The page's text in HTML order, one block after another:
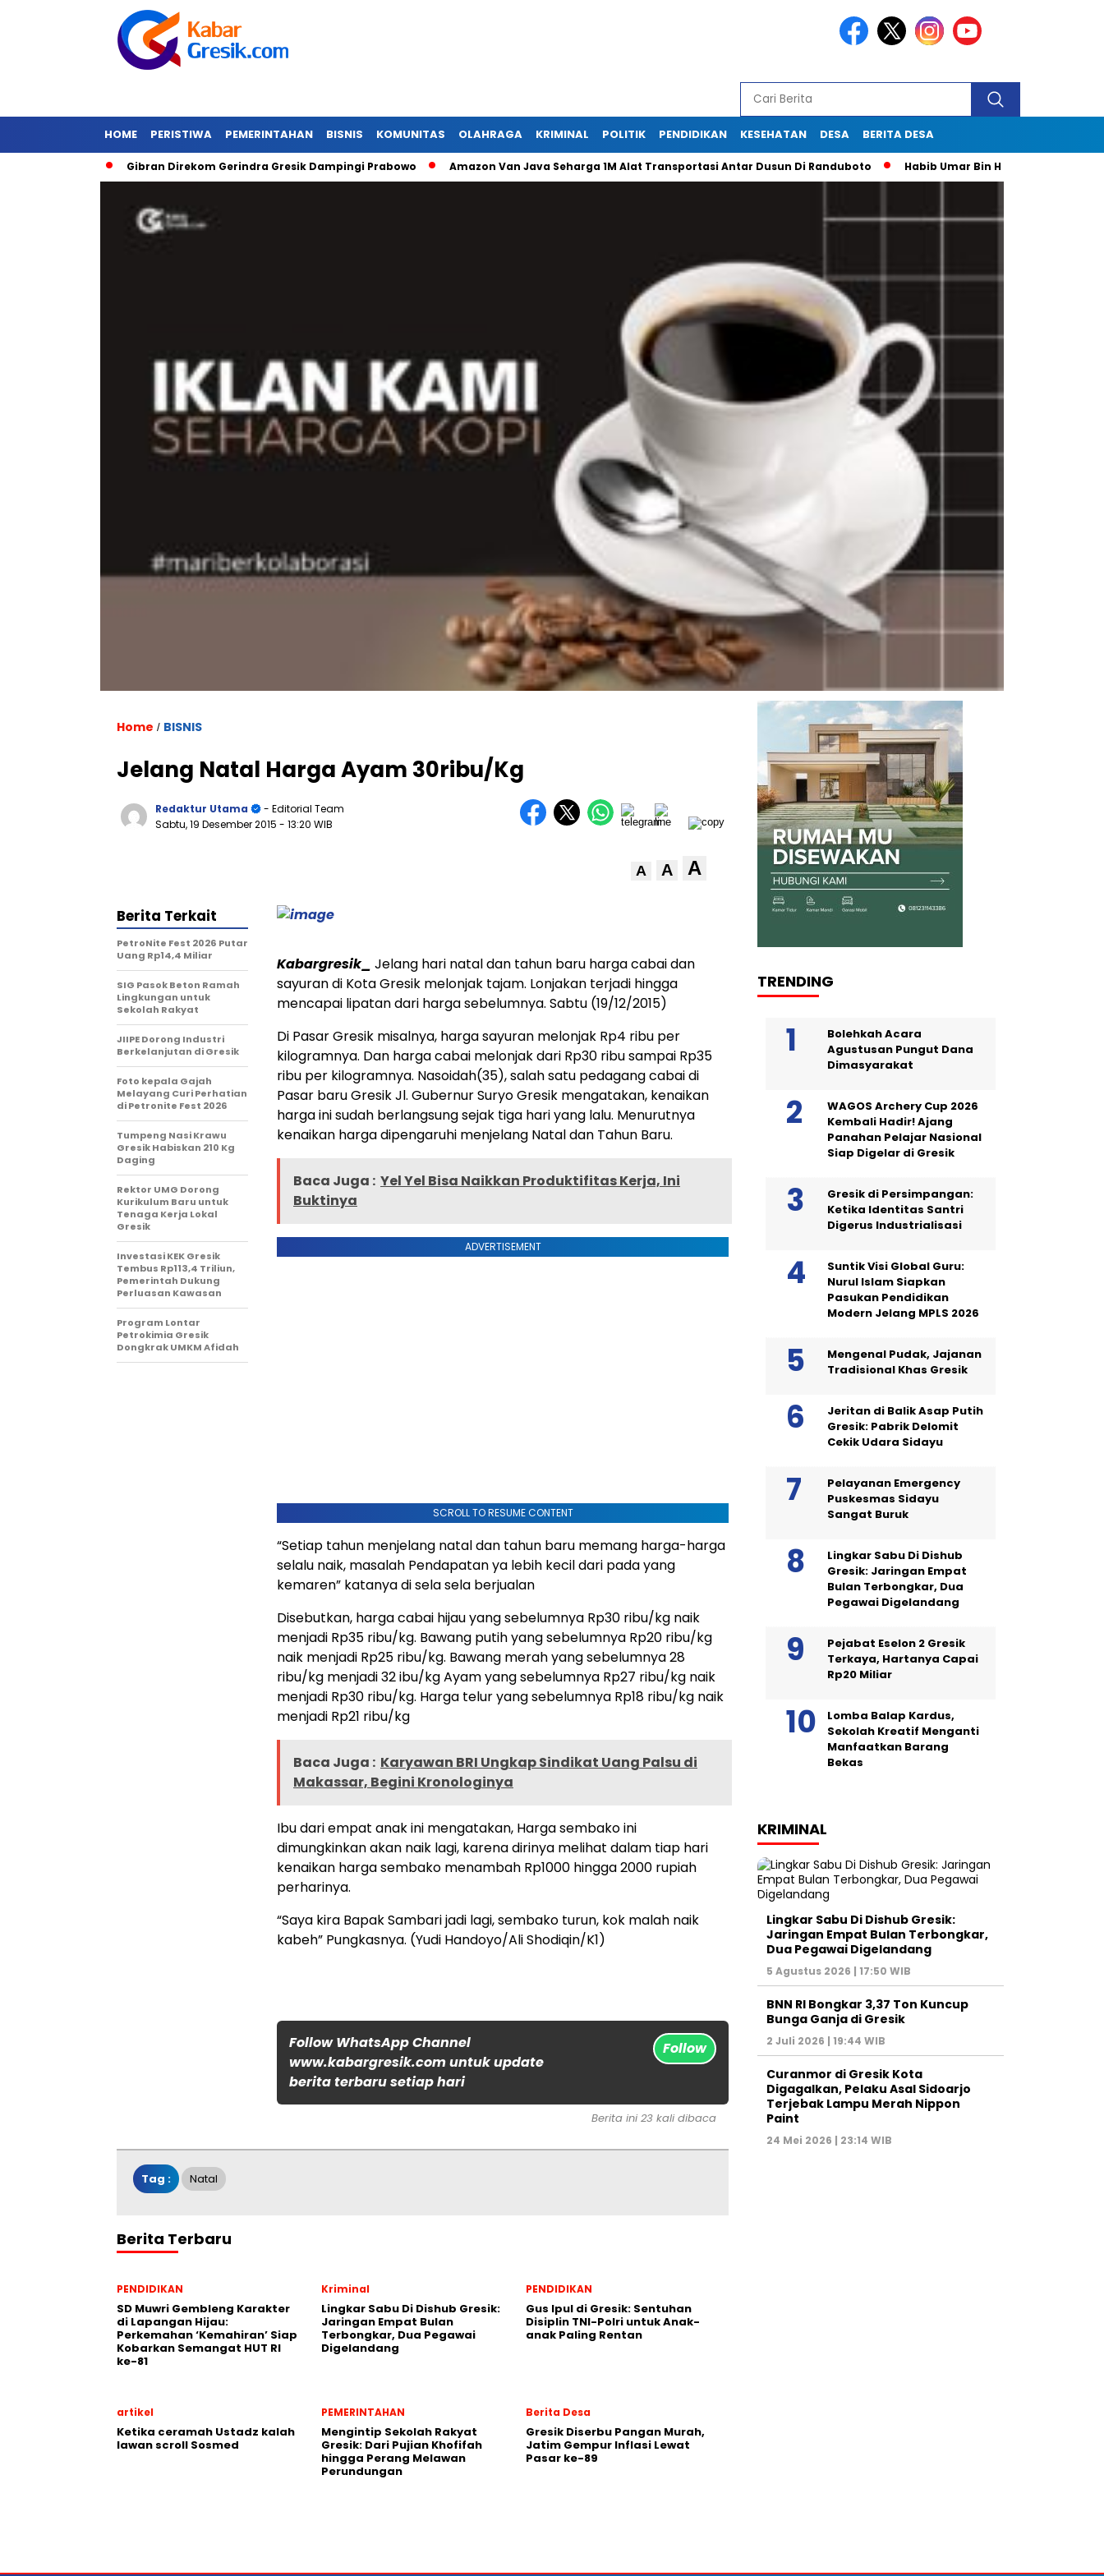
HOME PERISTIWA PEMERINTAHAN BISNIS KOMUNITAS OLAHRAGA KRIMINAL POLITIK PENDIDIKAN KESEHATAN DESA BERITA DESA
Gibran Direkom Gerindra Gresik Dampingi Prabowo Amazon Van Java Seharga 1M Alat Transportasi Antar Dusun Di Randuboto Habib Umar Bin Hafidz Ingatkan Warga
Home / BISNIS
Jelang Natal Harga Ayam 30ribu/Kg
Redaktur Utama
- Editorial Team
Sabtu, 19 Desember 2015 - 13:20 WIB
A A A
Kabargresik_ Jelang hari natal dan tahun baru harga cabai dan
sayuran di Kota Gresik melonjak tajam. Lonjakan terjadi hingga
mencapai lipatan dari harga sebelumnya. Sabtu (19/12/2015)
Di Pasar Gresik misalnya, harga sayuran melonjak Rp4 ribu per
kilogramnya. Dan harga cabai melonjak dari Rp30 ribu sampai Rp35
ribu per kilogramnya. Nasoidah(35), salah satu pedagang cabai di
Pasar baru Gresik Jl. Gubernur Suryo Gresik mengatakan, kenaikan
harga ini sudah berlangsung sejak tiga hari yang lalu. Menurutnya
kenaikan harga dipengaruhi menjelang Natal dan Tahun Baru.
Baca Juga : Yel Yel Bisa Naikkan Produktifitas Kerja, Ini
Buktinya
ADVERTISEMENT
SCROLL TO RESUME CONTENT
“Setiap tahun menjelang natal dan tahun baru memang harga-harga
selalu naik, masalah Pendapatan ya lebih kecil dari pada yang
kemaren” katanya di sela sela berjualan
Disebutkan, harga cabai hijau yang sebelumnya Rp30 ribu/kg naik
menjadi Rp35 ribu/kg. Bawang putih yang sebelumnya Rp20 ribu/kg
naik menjadi Rp25 ribu/kg. Bawang merah yang sebelumnya 28
ribu/kg menjadi 32 ibu/kg Ayam yang sebelumnya Rp27 ribu/kg naik
menjadi Rp30 ribu/kg. Harga telur yang sebelumnya Rp18 ribu/kg naik
menjadi Rp21 ribu/kg
Baca Juga : Karyawan BRI Ungkap Sindikat Uang Palsu di
Makassar, Begini Kronologinya
Ibu dari empat anak ini mengatakan, Harga sembako ini
dimungkinkan akan naik lagi, karena dirinya melihat dalam tiap hari
kenaikan harga sembako menambah Rp1000 hingga 2000 rupiah
perharinya.
“Saya kira Bapak Sambari jadi lagi, sembako turun, kok malah naik
kabeh” Pungkasnya. (Yudi Handoyo/Ali Shodiqin/K1)
Follow WhatsApp Channel
www.kabargresik.com untuk update
berita terbaru setiap hari
Follow
Berita Terkait
PetroNite Fest 2026 Putar
Uang Rp14,4 Miliar
SIG Pasok Beton Ramah
Lingkungan untuk
Sekolah Rakyat
JIIPE Dorong Industri
Berkelanjutan di Gresik
Foto kepala Gajah
Melayang Curi Perhatian
di Petronite Fest 2026
Tumpeng Nasi Krawu
Gresik Habiskan 210 Kg
Daging
Rektor UMG Dorong
Kurikulum Baru untuk
Tenaga Kerja Lokal
Gresik
Investasi KEK Gresik
Tembus Rp113,4 Triliun,
Pemerintah Dukung
Perluasan Kawasan
Program Lontar
Petrokimia Gresik
Dongkrak UMKM Afidah
Berita ini 23 kali dibaca
Tag : Natal
Berita Terbaru
PENDIDIKAN
SD Muwri Gembleng Karakter
di Lapangan Hijau:
Perkemahan ‘Kemahiran’ Siap
Kobarkan Semangat HUT RI
ke-81
Kriminal
Lingkar Sabu Di Dishub Gresik:
Jaringan Empat Bulan
Terbongkar, Dua Pegawai
Digelandang
PENDIDIKAN
Gus Ipul di Gresik: Sentuhan
Disiplin TNI-Polri untuk Anak-
anak Paling Rentan
artikel
Ketika ceramah Ustadz kalah
lawan scroll Sosmed
PEMERINTAHAN
Mengintip Sekolah Rakyat
Gresik: Dari Pujian Khofifah
hingga Perang Melawan
Perundungan
Berita Desa
Gresik Diserbu Pangan Murah,
Jatim Gempur Inflasi Lewat
Pasar ke-89
TRENDING
Bolehkah Acara
Agustusan Pungut Dana
Dimasyarakat
WAGOS Archery Cup 2026
Kembali Hadir! Ajang
Panahan Pelajar Nasional
Siap Digelar di Gresik
Gresik di Persimpangan:
Ketika Identitas Santri
Digerus Industrialisasi
Suntik Visi Global Guru:
Nurul Islam Siapkan
Pasukan Pendidikan
Modern Jelang MPLS 2026
Mengenal Pudak, Jajanan
Tradisional Khas Gresik
Jeritan di Balik Asap Putih
Gresik: Pabrik Delomit
Cekik Udara Sidayu
Pelayanan Emergency
Puskesmas Sidayu
Sangat Buruk
Lingkar Sabu Di Dishub
Gresik: Jaringan Empat
Bulan Terbongkar, Dua
Pegawai Digelandang
Pejabat Eselon 2 Gresik
Terkaya, Hartanya Capai
Rp20 Miliar
Lomba Balap Kardus,
Sekolah Kreatif Menganti
Manfaatkan Barang
Bekas
KRIMINAL
Lingkar Sabu Di Dishub Gresik:
Jaringan Empat Bulan Terbongkar,
Dua Pegawai Digelandang
5 Agustus 2026 | 17:50 WIB
BNN RI Bongkar 3,37 Ton Kuncup
Bunga Ganja di Gresik
2 Juli 2026 | 19:44 WIB
Curanmor di Gresik Kota
Digagalkan, Pelaku Asal Sidoarjo
Terjebak Lampu Merah Nippon
Paint
24 Mei 2026 | 23:14 WIB